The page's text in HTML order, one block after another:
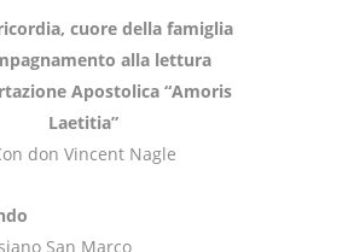
cuore della famiglia
alla lettura
Apostolica “Amoris
Laetitia”
don Vincent Nagle
San Marco